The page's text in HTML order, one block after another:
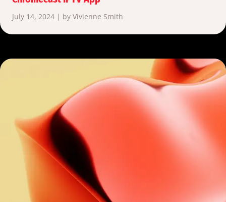
July 14, 2024 | by Vivienne Smith